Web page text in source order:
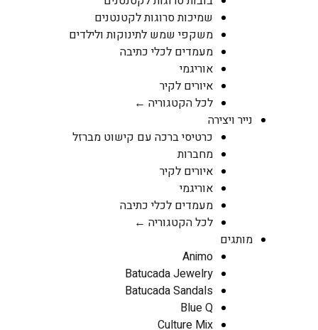
שמיכות סרוגות לקטנטנים
משקפי שמש לתינוקות ולילדים
מעמדים לכלי כתיבה
אוריגמי
איורים לקיר
לכל הקטגוריה ←
נייר ויצירה
כרטיסי ברכה עם קישוט מברזל
מחברות
איורים לקיר
אוריגמי
מעמדים לכלי כתיבה
לכל הקטגוריה ←
מותגים
Animo
Batucada Jewelry
Batucada Sandals
Blue Q
Culture Mix